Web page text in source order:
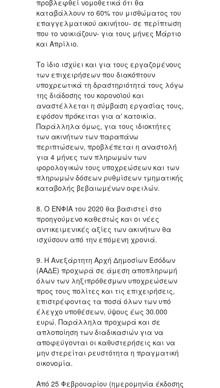
προβλεφθεί νομοθετικά ότι θα
καταβάλλουν το 60% του μισθώματος του
επαγγελματικού ακινήτου- σε περίπτωση
που το νοικιάζουν- για τους μήνες Μάρτιο
και Απρίλιο.
Το ίδιο ισχύει και για τους εργαζομένους
των επιχειρήσεων που διακόπτουν
υποχρεωτικά τη δραστηριότητά τους λόγω
της διάδοσης του κορoνοϊού και
αναστέλλεται η σύμβαση εργασίας τους,
εφόσον πρόκειται για α' κατοικία.
Παράλληλα όμως, για τους ιδιοκτήτες
των ακινήτων των παραπάνω
περιπτώσεων, προβλέπεται η αναστολή
για 4 μήνες των πληρωμών των
φορολογικών τους υποχρεώσεων και των
πληρωμών δόσεων ρυθμίσεων τμηματικής
καταβολής βεβαιωμένων οφειλών.
8. Ο ΕΝΦΙΑ του 2020 θα βασιστεί στο
προηγούμενο καθεστώς και οι νέες
αντικειμενικές αξίες των ακινήτων θα
ισχύσουν από την επόμενη χρονιά.
9. Η Ανεξάρτητη Αρχή Δημοσίων Εσόδων
(ΑΑΔΕ) προχωρά σε άμεση αποπληρωμή
όλων των ληξιπρόθεσμων υποχρεώσεων
προς τους πολίτες και τις επιχειρήσεις,
επιστρέφοντας τα ποσά όλων των υπό
έλεγχο υποθέσεων, ύψους έως 30.000
ευρώ. Παράλληλα προχωρά και σε
απλοποίηση των διαδικασιών για να
αποφεύγονται οι καθυστερήσεις και να
μην στερείται ρευστότητα η πραγματική
οικονομία.
Από 25 Φεβρουαρίου (ημερομηνία έκδοσης